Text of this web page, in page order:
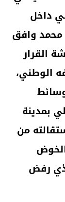
داخل
محمد وافق
القرار
الوطني،
بمدينة
من
رفض